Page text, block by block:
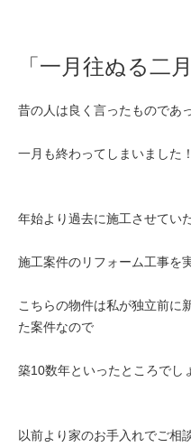
「一月往ぬる二
昔の人は良く言ったものであ
一月も終わってしまいました
年始より過去に施工させてい
施工案件のリフォーム工事を
こちらの物件は私が独立前に
た案件なので
築10数年といったところでし
以前より家のお手入れでご相